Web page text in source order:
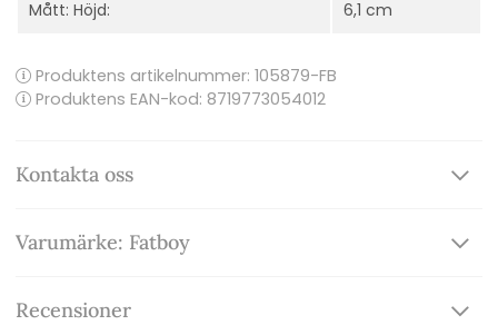
Mått: Höjd: 6,1 cm
Produktens artikelnummer: 105879-FB
Produktens EAN-kod: 8719773054012
Kontakta oss
Varumärke: Fatboy
Recensioner